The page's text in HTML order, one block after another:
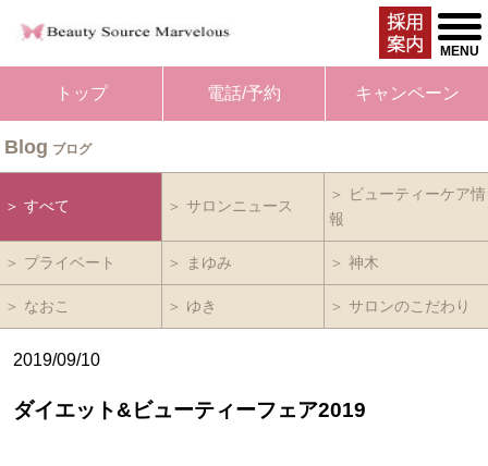
MENU
トップ 電話/予約 キャンペーン
Blog ブログ
＞ すべて ＞ サロンニュース
＞ ビューティーケア情
報
＞ プライベート ＞ まゆみ ＞ 神木
＞ なおこ ＞ ゆき ＞ サロンのこだわり
2019/09/10
ダイエット&ビューティーフェア2019